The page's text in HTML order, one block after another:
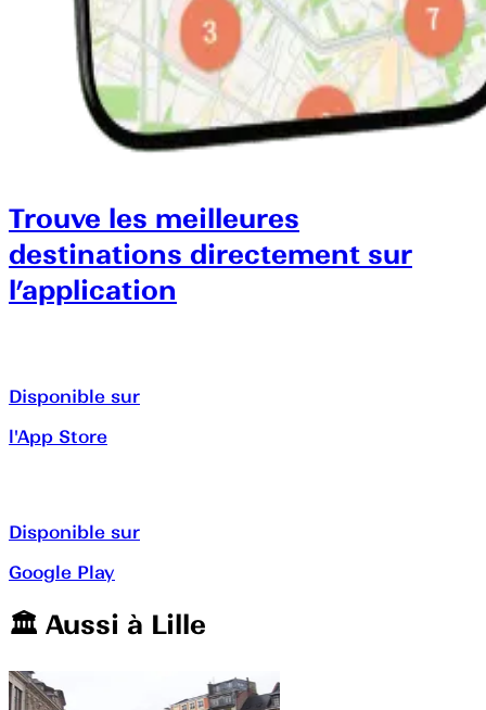
Trouve les meilleures
destinations directement sur
l’application
Disponible sur
l'App Store
Disponible sur
Google Play
🏛️️ Aussi à Lille